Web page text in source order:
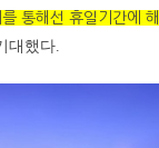
통해선 휴일기간에
대했다.